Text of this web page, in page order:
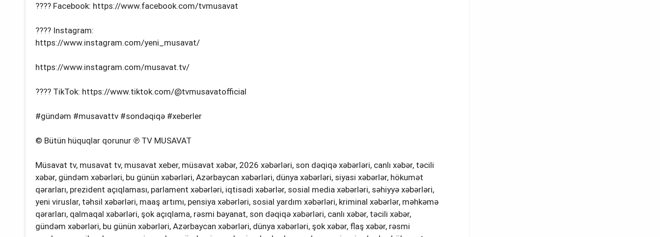
???? Facebook: https://www.facebook.com/tvmusavat
???? Instagram:
https://www.instagram.com/yeni_musavat/
https://www.instagram.com/musavat.tv/
???? TikTok: https://www.tiktok.com/@tvmusavatofficial
#gündəm #musavattv #sondəqiqə #xeberler
© Bütün hüquqlar qorunur ℗ TV MUSAVAT
Müsavat tv, musavat tv, musavat xeber, müsavat xəbər, 2026 xəbərləri, son dəqiqə xəbərləri, canlı xəbər, təcili
xəbər, gündəm xəbərləri, bu günün xəbərləri, Azərbaycan xəbərləri, dünya xəbərləri, siyasi xəbərlər, hökumət
qərarları, prezident açıqlaması, parlament xəbərləri, iqtisadi xəbərlər, sosial media xəbərləri, səhiyyə xəbərləri,
yeni viruslar, təhsil xəbərləri, maaş artımı, pensiya xəbərləri, sosial yardım xəbərləri, kriminal xəbərlər, məhkəmə
qərarları, qalmaqal xəbərləri, şok açıqlama, rəsmi bəyanat, son dəqiqə xəbərləri, canlı xəbər, təcili xəbər,
gündəm xəbərləri, bu günün xəbərləri, Azərbaycan xəbərləri, dünya xəbərləri, şok xəbər, flaş xəbər, rəsmi